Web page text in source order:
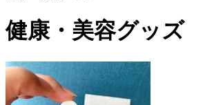
健康・美容グッズ